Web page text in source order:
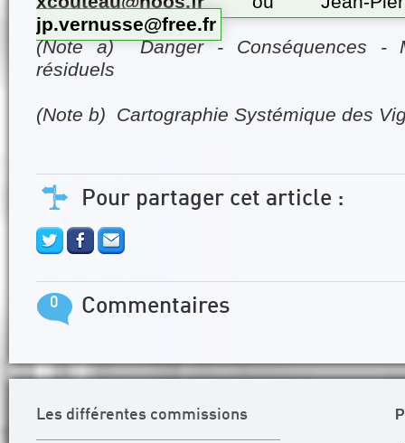
jp.vernusse@free.fr
(Note a) Danger - Conséquences -
résiduels
(Note b) Cartographie Systémique des
Pour partager cet article :
0 Commentaires
Les différentes commissions